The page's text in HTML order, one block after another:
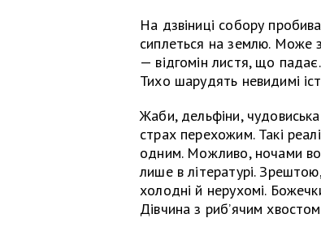
На дзвіниці собору
сиплеться на землю. Може
— відгомін листя, що
Тихо шарудять невидимі
Жаби, дельфіни,
страх перехожим. Такі
одним. Можливо, ночами
лише в літературі.
холодні й нерухомі.
Дівчина з риб’ячим